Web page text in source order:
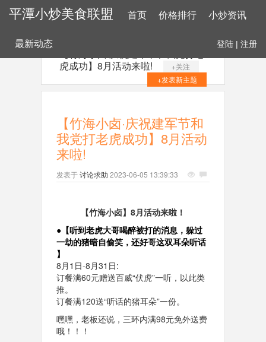
平潭小炒美食联盟 首页 价格排行 小炒资讯
最新动态 登陆 | 注册
虎成功】8月活动来啦!
+关注
+发表新主题
【竹海小卤·庆祝建军节和
我党打老虎成功】8月活动
来啦!
发表于讨论求助 2023-06-05 13:39:33
【竹海小卤】8月活动来啦！
●【听到老虎大哥喝醉被打的消息，躲过
一劫的猪暗自偷笑，还好哥这双耳朵听话
】
8月1日-8月31日:
订餐满60元赠送百威“伏虎”一听，以此类
推。
订餐满120送“听话的猪耳朵”一份。
嘿嘿，老板还说，三环内满98元免外送费
哦！！！